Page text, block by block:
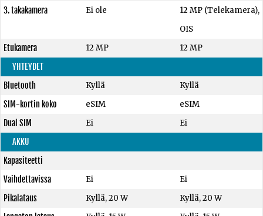
3. takakamera
Ei ole
12 MP (Telekamera),
OIS
Etukamera
12 MP
12 MP
YHTEYDET
Bluetooth
Kyllä
Kyllä
SIM-kortin koko
eSIM
eSIM
Dual SIM
Ei
Ei
AKKU
Kapasiteetti
Vaihdettavissa
Ei
Ei
Pikalataus
Kyllä, 20 W
Kyllä, 20 W